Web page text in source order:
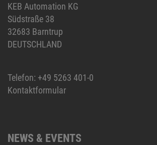
KEB Automation KG
Südstraße 38
32683 Barntrup
DEUTSCHLAND
Telefon: +49 5263 401-0
Kontaktformular
NEWS & EVENTS